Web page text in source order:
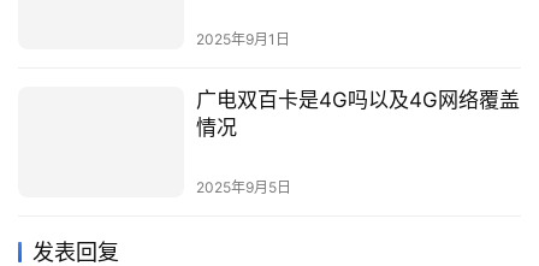
2025年9月1日
广电双百卡是4G吗以及4G网络覆盖
情况
2025年9月5日
发表回复